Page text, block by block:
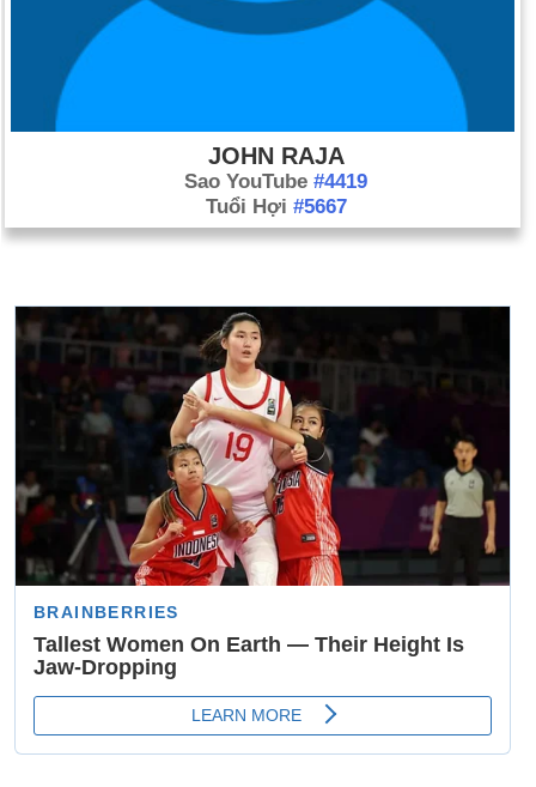
JOHN RAJA
Sao YouTube #4419
Tuổi Hợi #5667